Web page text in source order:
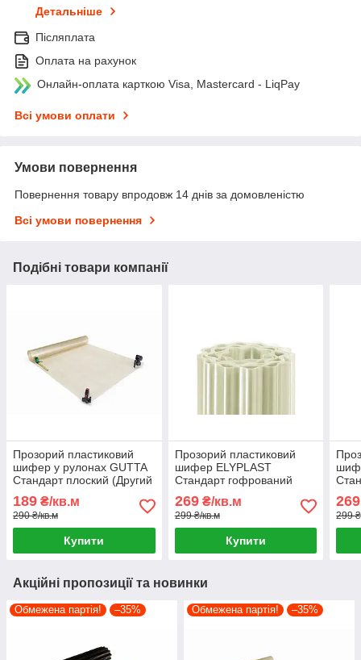
Детальніше
Післяплата
Оплата на рахунок
Онлайн-оплата карткою Visa, Mastercard - LiqPay
Всі умови оплати
Умови повернення
Повернення товару впродовж 14 днів за домовленістю
Всі умови повернення
Подібні товари компанії
Прозорий пластиковий
шифер у рулонах GUTTA
Стандарт плоский (Другий
189 ₴/кв.м
290 ₴/кв.м
Купити
Прозорий пластиковий
шифер ELYPLAST
Стандарт гофрований
269₴/кв.м
299 ₴/кв.м
Купити
269
299
Акційні пропозиції та новинки
Обмежена партія! –35% Обмежена партія! –35%